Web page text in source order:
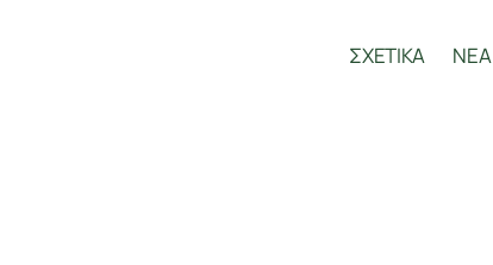
ΣΧΕΤΙΚΑ ΝΕΑ